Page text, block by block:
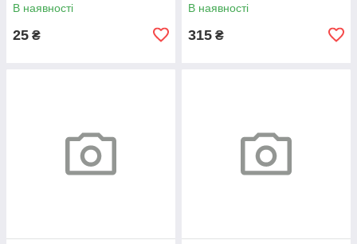
В наявності
25 ₴
В наявності
315 ₴